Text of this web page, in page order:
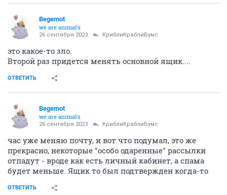
Begemot
we are animal's
26 сентября 2023 КриблиКраблиБумс
это какое-то зло.
Второй раз придется менять основной ящик....
ОТВЕТИТЬ
Begemot
we are animal's
26 сентября 2023 КриблиКраблиБумс
час уже меняю почту, и вот что подумал, это же
прекрасно, некоторые "особо одаренные" рассылки
отпадут - вроде как есть личный кабинет, а спама
будет меньше. Ящик то был подтвержден когда-то
ОТВЕТИТЬ